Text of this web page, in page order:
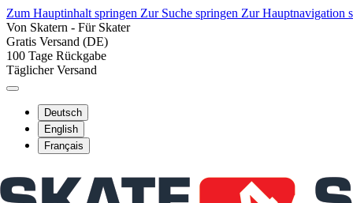
Zum Hauptinhalt springen Zur Suche springen Zur Hauptnavigation
Von Skatern - Für Skater
Gratis Versand (DE)
100 Tage Rückgabe
Täglicher Versand
Deutsch
English
Français